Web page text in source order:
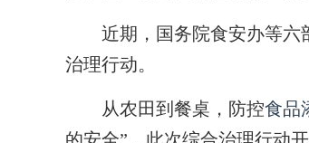
近期，国务院食安办等六
治理行动。
从农田到餐桌，防控食品